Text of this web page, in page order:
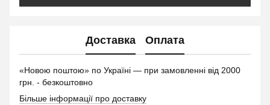
Доставка Оплата
«Новою поштою» по Україні — при замовленні від 2000
грн. - безкоштовно
Більше інформації про доставку